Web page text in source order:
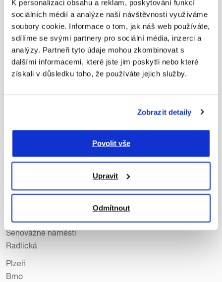
K personalizaci obsahu a reklam, poskytování funkcí
sociálních médií a analýze naší návštěvnosti využíváme
soubory cookie. Informace o tom, jak náš web používáte,
sdílíme se svými partnery pro sociální média, inzerci a
analýzy. Partneři tyto údaje mohou zkombinovat s
dalšími informacemi, které jste jim poskytli nebo které
získali v důsledku toho, že používáte jejich služby.
Zobrazit detaily
Povolit vše
Upravit
Odmítnout
Služby a produkty
Tisk a vše kolem
Skenování a digitalizace
Tiskárny a skenery
Klientská komunikace
Aktuality
Kariéra
Praha
Senovážné náměstí
Radlická
Plzeň
Brno